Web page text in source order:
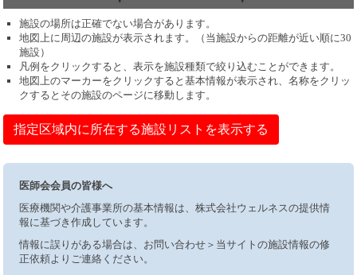
施設の場所は正確でない場合があります。
地図上に周辺の施設が表示されます。（当施設からの距離が近い順に30
施設）
凡例をクリックすると、表示を施設種類で絞り込むことができます。
地図上のマーカーをクリックすると基本情報が表示され、名称をクリッ
クするとその施設のページに移動します。
指定区域内に所在する施設リストを表示する
医師会会員の皆様へ
医療機関や介護事業所の基本情報は、株式会社ウェルネスの提供情
報に基づき作成しています。
情報に誤りがある場合は、お問い合わせ＞当サイトの施設情報の修
正依頼よりご連絡ください。